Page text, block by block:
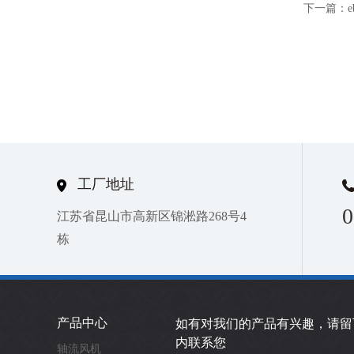
下一篇：
工厂地址
江苏省昆山市高新区锦淞路268号4
栋
产品中心
轴流风机
如有对我们的产品有兴趣，请
内联系您